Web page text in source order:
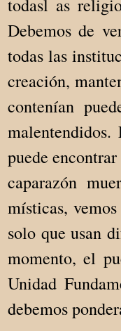
todasl as
Debemos de
todas las
creación,
contenían
puede
caparazón
místicas,
solo que usan
momento, el
Unidad
debemos